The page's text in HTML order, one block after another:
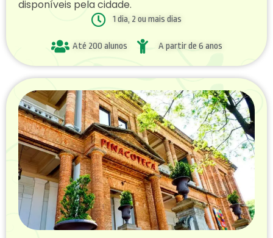
disponíveis pela cidade.
1 dia, 2 ou mais dias
Até 200 alunos A partir de 6 anos